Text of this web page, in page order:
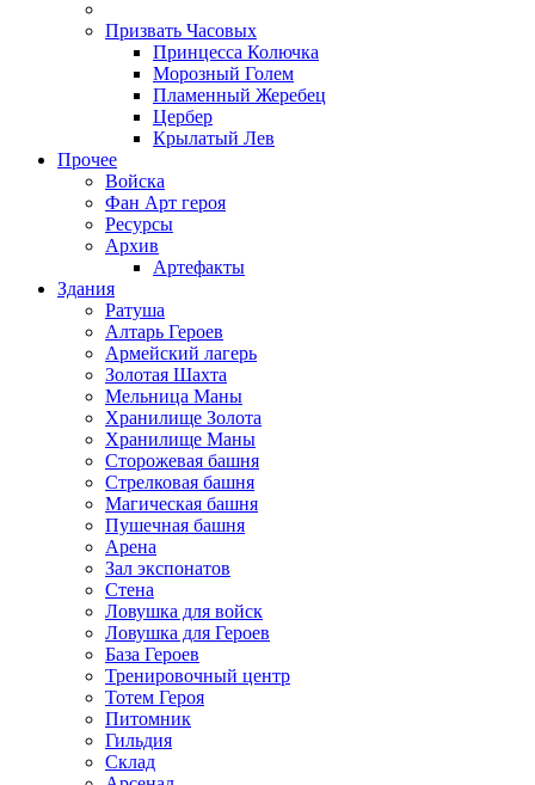
Призвать Часовых
Принцесса Колючка
Морозный Голем
Пламенный Жеребец
Цербер
Крылатый Лев
Прочее
Войска
Фан Арт героя
Ресурсы
Архив
Артефакты
Здания
Ратуша
Алтарь Героев
Армейский лагерь
Золотая Шахта
Мельница Маны
Хранилище Золота
Хранилище Маны
Сторожевая башня
Стрелковая башня
Магическая башня
Пушечная башня
Арена
Зал экспонатов
Стена
Ловушка для войск
Ловушка для Героев
База Героев
Тренировочный центр
Тотем Героя
Питомник
Гильдия
Склад